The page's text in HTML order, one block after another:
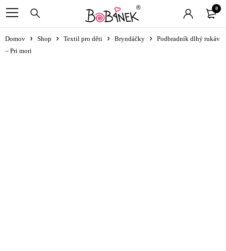
0
Domov Shop Textil pro děti Bryndáčky
Podbradník dlhý rukáv
– Pri mori